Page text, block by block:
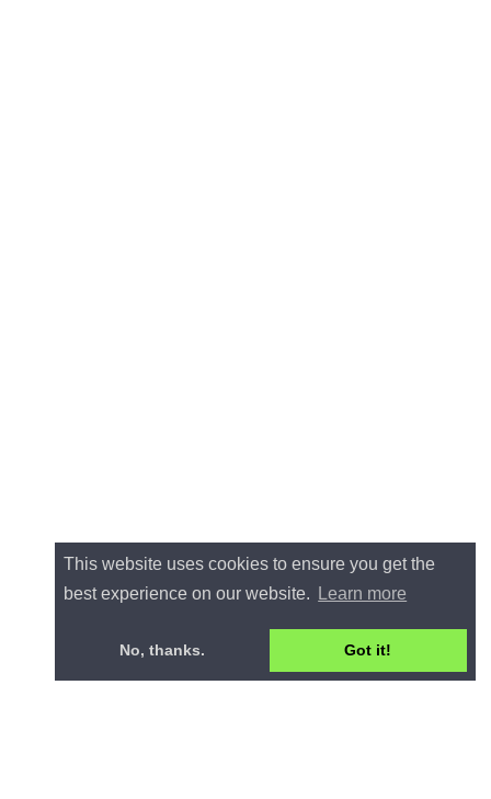
This website uses cookies to ensure you get the
best experience on our website.
Learn more
No, thanks. Got it!